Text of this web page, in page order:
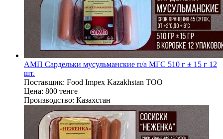
АМП Сардельки мусульманские п/а МГС 510 г ± 15 г 12
шт.
Поставщик: Food Impex Kazakhstan TOO
Цена: 800 тенге
Производство: Казахстан